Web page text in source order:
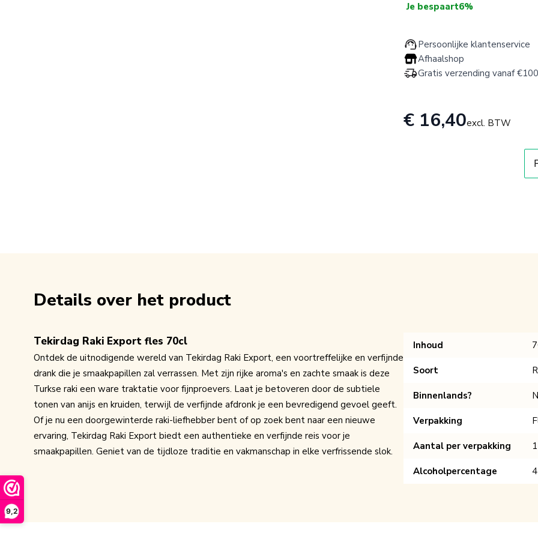
9,2
Je bespaart6%
Persoonlijke klantenservice
Afhaalshop
Gratis verzending vanaf
€ 16,40excl. BTW
Details over het product
Tekirdag Raki Export fles 70cl
Ontdek de uitnodigende wereld van Tekirdag Raki Export, een voortreffelijke en verfijnde
drank die je smaakpapillen zal verrassen. Met zijn rijke aroma's en zachte smaak is deze
Turkse raki een ware traktatie voor fijnproevers. Laat je betoveren door de subtiele
tonen van anijs en kruiden, terwijl de verfijnde afdronk je een bevredigend gevoel geeft.
Of je nu een doorgewinterde raki-liefhebber bent of op zoek bent naar een nieuwe
ervaring, Tekirdag Raki Export biedt een authentieke en verfijnde reis voor je
smaakpapillen. Geniet van de tijdloze traditie en vakmanschap in elke verfrissende slok.
Inhoud
Soort
Binnenlands?
Verpakking
Aantal per verpakking 1
Alcoholpercentage